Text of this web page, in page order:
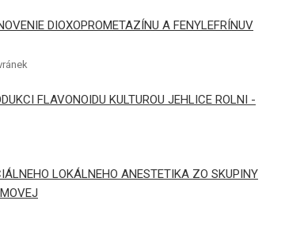
DIOXOPROMETAZÍNU A FENYLEFRÍNUV
FLAVONOIDU KULTUROU JEHLICE ROLNI -
LOKÁLNEHO ANESTETIKA ZO SKUPINY